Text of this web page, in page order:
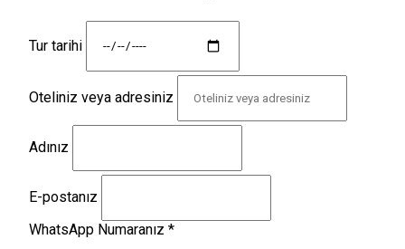
Tur tarihi
Oteliniz veya adresiniz
Adınız
E-postanız
WhatsApp Numaranız *